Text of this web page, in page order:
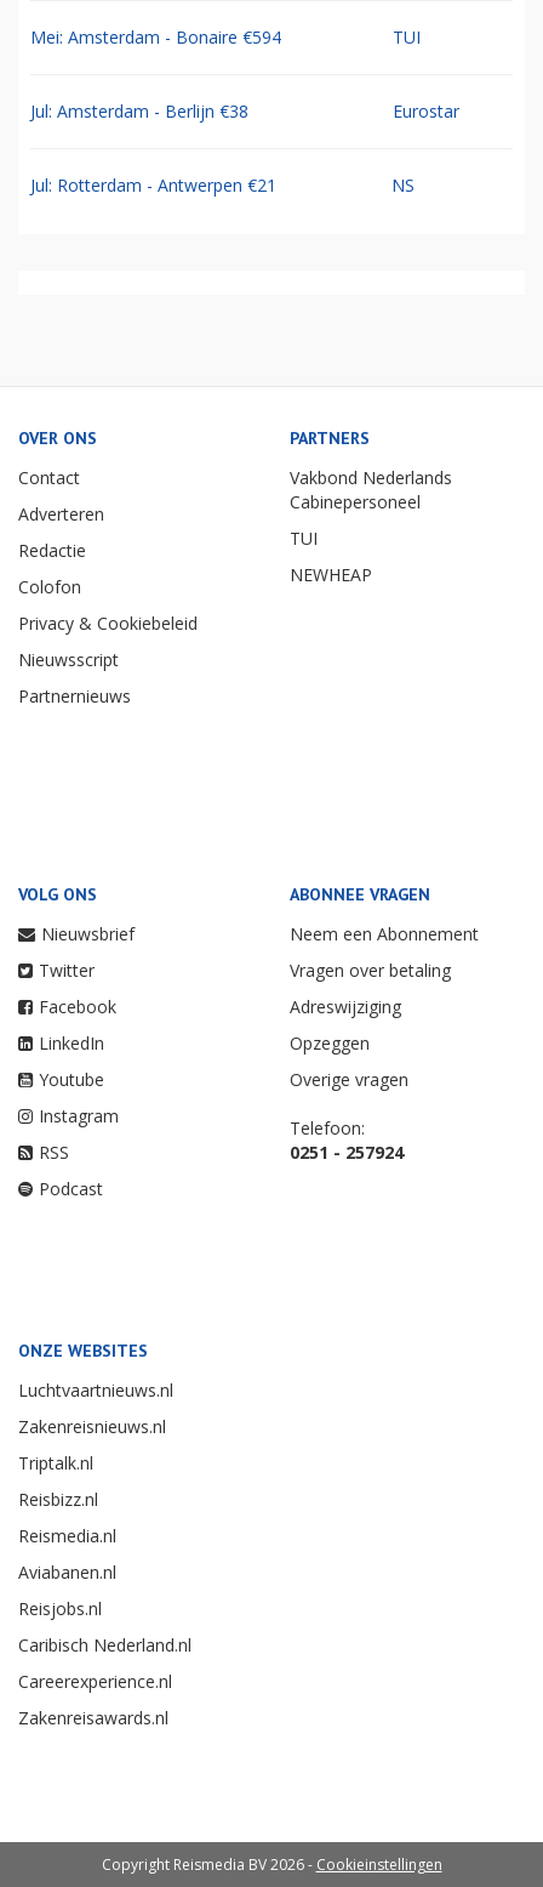
Mei: Amsterdam - Bonaire €594 TUI
Jul: Amsterdam - Berlijn €38 Eurostar
Jul: Rotterdam - Antwerpen €21 NS
OVER ONS
Contact
Adverteren
Redactie
Colofon
Privacy & Cookiebeleid
Nieuwsscript
Partnernieuws
PARTNERS
Vakbond Nederlands
Cabinepersoneel
TUI
NEWHEAP
VOLG ONS
Nieuwsbrief
Twitter
Facebook
LinkedIn
Youtube
Instagram
RSS
Podcast
ABONNEE VRAGEN
Neem een Abonnement
Vragen over betaling
Adreswijziging
Opzeggen
Overige vragen
Telefoon:
0251 - 257924
ONZE WEBSITES
Luchtvaartnieuws.nl
Zakenreisnieuws.nl
Triptalk.nl
Reisbizz.nl
Reismedia.nl
Aviabanen.nl
Reisjobs.nl
Caribisch Nederland.nl
Careerexperience.nl
Zakenreisawards.nl
Copyright Reismedia BV 2026 - Cookieinstellingen